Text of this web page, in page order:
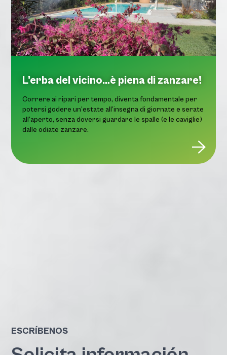
L’erba del vicino…è piena di zanzare!
Correre ai ripari per tempo, diventa fondamentale per
potersi godere un’estate all’insegna di giornate e serate
all’aperto, senza doversi guardare le spalle (e le caviglie)
dalle odiate zanzare.
ESCRÍBENOS